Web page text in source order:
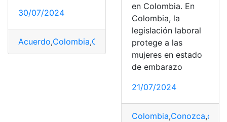
30/07/2024
Acuerdo,Colombia,Conozca Mínimo,Nacimiento
en Colombia. En
Colombia, la
legislación laboral
protege a las
mujeres en estado
de embarazo
21/07/2024
Colombia,Conozca,